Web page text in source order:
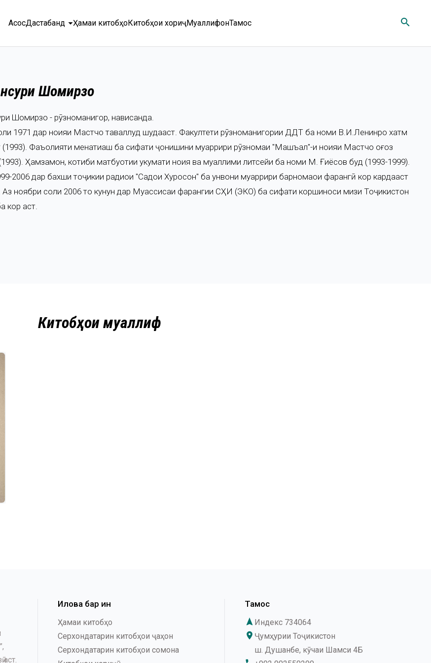
АсосӣДастабандӣarrow_drop_downҲамаи китобҳоКитобҳои хориҷӣМуаллифонТамос search
Шоҳмирзо
Шоҳмирзо - рӯзноманигор, нависанда.
1971 дар ноҳияи Мастчоҳ таваллуд шудааст. Факултети рӯзноманигории ДДТ ба номи В.И.Ленинро хатм
(1993). Фаъолияти меҳнатиаш ба сифати ҷонишини муҳаррири рӯзномаи "Машъал"-и ноҳияи Мастчоҳ оғоз
Ҳамзамон, котиби матбуотии ҳукумати ноҳия ва муаллими литсейи ба номи М. Ғиёсов буд (1993-1999).
2006 дар бахши тоҷикии радиои "Садои Хуросон" ба унвони муҳаррири барномаҳои фарҳангӣ кор кардааст
Аз ноябри соли 2006 то кунун дар Муассисаи фарҳангии СҲИ (ЭКО) ба сифати коршиноси мизи Тоҷикистон
кор аст.
Китобҳои муаллиф
Илова бар ин
Ҳамаи китобҳо
Серхондатарин китобҳои ҷаҳон
Серхондатарин китобҳои сомона
Тамос
navigation Индекс 734064
place Ҷумҳурии Тоҷикистон
ш. Душанбе, кӯчаи Шамси 4Б